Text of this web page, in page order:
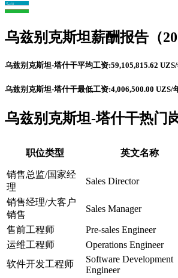
乌兹别克斯坦薪酬报告（
乌兹别克斯坦-塔什干平均工资:59,105,815.62
乌兹别克斯坦-塔什干最低工资:4,006,500.00 UZS/
乌兹别克斯坦-塔什干热门
职位类型 英文名称
销售总监/国家经
理
Sales Director
销售经理/大客户
销售
Sales Manager
售前工程师 Pre-sales Engineer
运维工程师
Operations Engineer
软件开发工程师
Software Development
Engineer